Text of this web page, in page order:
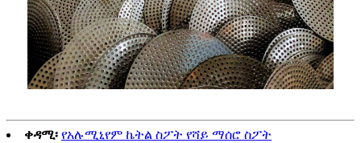
ቀዳሚ፡ የአሉሚኒየም ኬትል ስፖት የሻይ ማሰሮ ስፖት